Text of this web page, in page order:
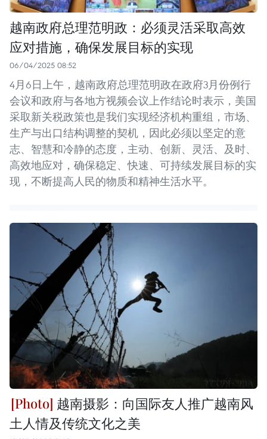
越南政府总理范明政：必须灵活采取高效
应对措施，确保发展目标的实现
06/04/2025 08:52
4月6日上午，越南政府总理范明政在政府3月份例行
会议和政府与各地方视频会议上作结论时表示，美国
采取新关税政策也是我们实现经济机构重组，市场、
生产与出口结构调整的契机，因此必须以坚定的意
志、智慧和冷静的态度，主动、创新、灵活、及时、
高效地应对，确保稳定、快速、可持续发展目标的实
现，不断提高人民的物质和精神生活水平。
越南摄影：向国际友人推广越南风
土人情及传统文化之美